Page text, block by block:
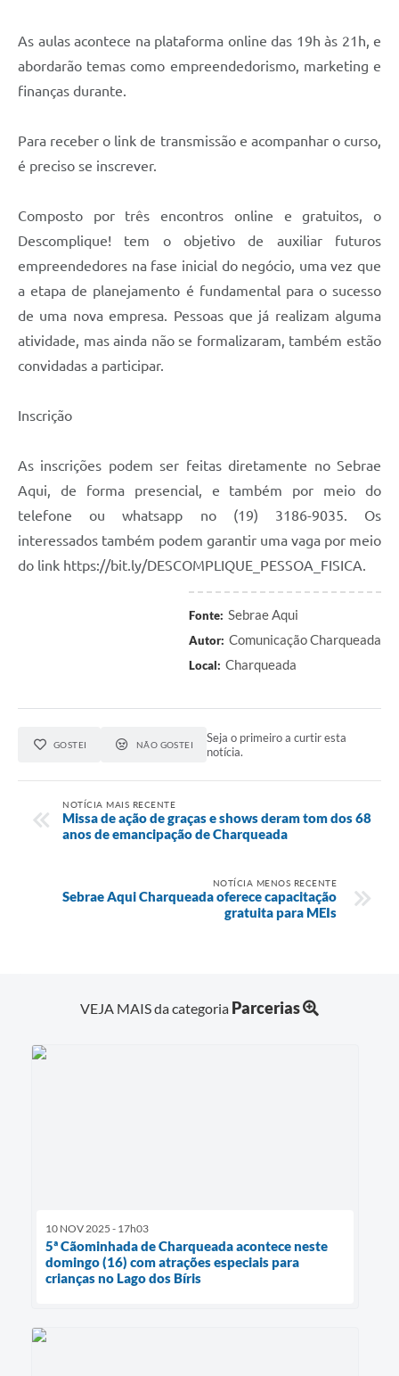
As aulas acontece na plataforma online das 19h às 21h, e
abordarão temas como empreendedorismo, marketing e
finanças durante.
Para receber o link de transmissão e acompanhar o curso,
é preciso se inscrever.
Composto por três encontros online e gratuitos, o
Descomplique! tem o objetivo de auxiliar futuros
empreendedores na fase inicial do negócio, uma vez que
a etapa de planejamento é fundamental para o sucesso
de uma nova empresa. Pessoas que já realizam alguma
atividade, mas ainda não se formalizaram, também estão
convidadas a participar.
Inscrição
As inscrições podem ser feitas diretamente no Sebrae
Aqui, de forma presencial, e também por meio do
telefone ou whatsapp no (19) 3186-9035. Os
interessados também podem garantir uma vaga por meio
do link https://bit.ly/DESCOMPLIQUE_PESSOA_FISICA.
Fonte: Sebrae Aqui
Autor: Comunicação Charqueada
Local: Charqueada
GOSTEI NÃO GOSTEI
Seja o primeiro a curtir esta
notícia.
NOTÍCIA MAIS RECENTE
Missa de ação de graças e shows deram tom dos 68
anos de emancipação de Charqueada
NOTÍCIA MENOS RECENTE
Sebrae Aqui Charqueada oferece capacitação
gratuita para MEIs
VEJA MAIS da categoria Parcerias
10 NOV 2025 - 17h03
5ª Cãominhada de Charqueada acontece neste
domingo (16) com atrações especiais para
crianças no Lago dos Bíris